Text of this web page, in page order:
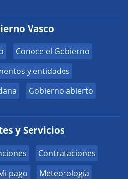
Vasco
Conoce el Gobierno
y entidades
Gobierno abierto
y Servicios
Contrataciones
pago
Meteorología